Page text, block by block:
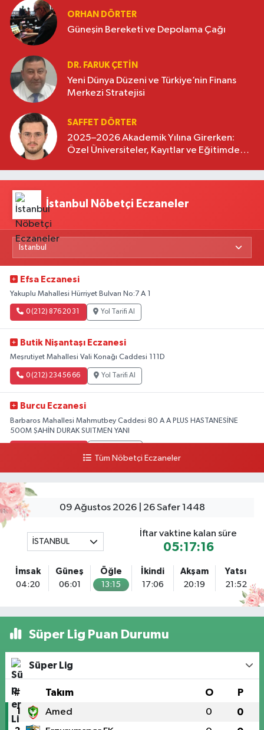
ORHAN DÖRTER
Güneşin Bereketi ve Depolama Çağı
DR. FARUK ÇETİN
Yeni Dünya Düzeni ve Türkiye’nin Finans
Merkezi Stratejisi
SAFFET DÖRTER
2025–2026 Akademik Yılına Girerken:
Özel Üniversiteler, Kayıtlar ve Eğitimde
İstanbul Nöbetçi Eczaneler
Efsa Eczanesi
Yakuplu Mahallesi Hürriyet Bulvarı No:7 A 1
0 (212) 876 20 31 Yol Tarifi Al
Butik Nişantaşı Eczanesi
Meşrutiyet Mahallesi Vali Konağı Caddesi 111D
0 (212) 234 56 66 Yol Tarifi Al
Burcu Eczanesi
Barbaros Mahallesi Mahmutbey Caddesi 80 A A PLUS HASTANESİNE
500M ŞAHİN DURAK SUITMEN YANI
Akşemsettin Mahallesi Akdeniz Caddesi No:12 A 41.01948179055185,
28.946705949073934
Tersane İstanbul Eczanesi
Camiikebir Mahallesi Taşkızak Tersanesi Caddesi 6 6B Tersane İstanbul
içerisi ama yol üzerinde
Fetih Mahallesi Hicazkar (Örnek Mah) Sokak Bağkur Sitesi No:10 1A
Yaman Eczanesi
Site Mahallesi Kaptanoğlu Okul Sokak No:44 A
Tüm Nöbetçi Eczaneler
09 Ağustos 2026 | 26 Safer 1448
İSTANBUL
İftar vaktine kalan süre
05:17:16
İmsak
04:20
Güneş
06:01
Öğle
13:15
İkindi
17:06
Akşam
20:19
Yatsı
21:52
Süper Lig Puan Durumu
Süper Lig
# Takım O P
1 Amed 0 0